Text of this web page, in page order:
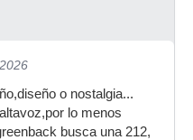
o nostalgia...
lo menos
busca una 212,